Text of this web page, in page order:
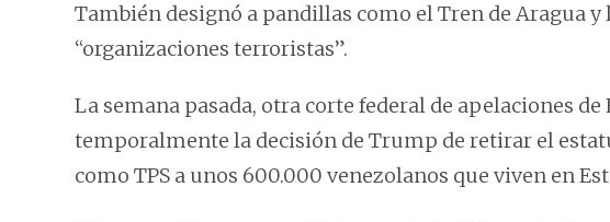
También designó a pandillas como el Tren de Aragua
“organizaciones terroristas”.
La semana pasada, otra corte federal de apelaciones
temporalmente la decisión de Trump de retirar el
como TPS a unos 600.000 venezolanos que viven en